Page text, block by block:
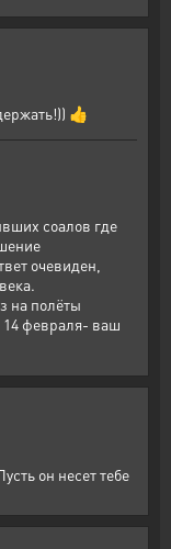
👍
соалов где
очевиден,
на полёты
14 февраля- ваш
он несет тебе